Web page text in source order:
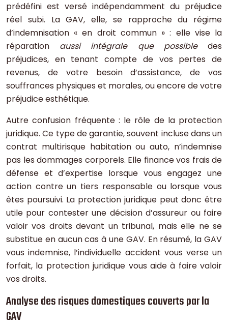
prédéfini est versé indépendamment du préjudice
réel subi. La GAV, elle, se rapproche du régime
d’indemnisation « en droit commun » : elle vise la
réparation aussi intégrale que possibledes
préjudices, en tenant compte de vos pertes de
revenus, de votre besoin d’assistance, de vos
souffrances physiques et morales, ou encore de votre
préjudice esthétique.
Autre confusion fréquente : le rôle de la protection
juridique. Ce type de garantie, souvent incluse dans un
contrat multirisque habitation ou auto, n’indemnise
pas les dommages corporels. Elle finance vos frais de
défense et d’expertise lorsque vous engagez une
action contre un tiers responsable ou lorsque vous
êtes poursuivi. La protection juridique peut donc être
utile pour contester une décision d’assureur ou faire
valoir vos droits devant un tribunal, mais elle ne se
substitue en aucun cas à une GAV. En résumé, la GAV
vous indemnise, l’individuelle accident vous verse un
forfait, la protection juridique vous aide à faire valoir
vos droits.
Analyse des risques domestiques couverts par la
GAV